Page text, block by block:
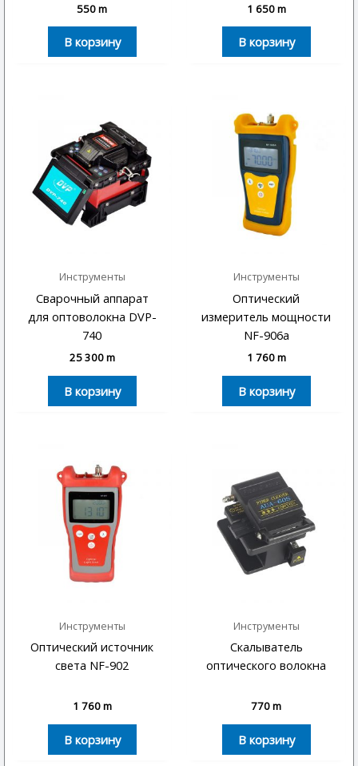
550m
В корзину
1 650m
В корзину
Инструменты
Сварочный аппарат
для оптоволокна DVP-
740
25 300m
В корзину
Инструменты
Оптический
измеритель мощности
NF-906a
1 760m
В корзину
Инструменты
Оптический источник
света NF-902
1 760m
В корзину
Инструменты
Скалыватель
оптического волокна
770m
В корзину